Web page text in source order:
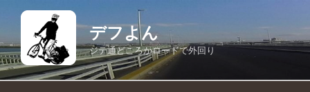
テ
ン
ツ
デフよん
ジテ通どころかロードで外回り